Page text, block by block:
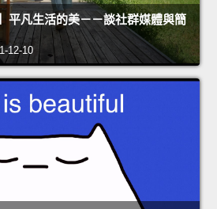
平凡生活的美－－談社群媒體與簡
12-10